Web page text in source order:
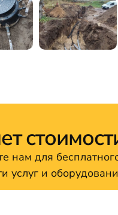
нам для
услуг и